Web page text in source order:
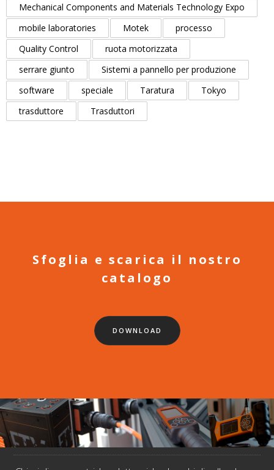
Mechanical Components and Materials Technology Expo
mobile laboratories
Motek
processo
Quality Control
ruota motorizzata
serrare giunto
Sistemi a pannello per produzione
software
speciale Taratura
Tokyo
trasduttore
Trasduttori
Sfoglia e scarica il nostro
catalogo
DOWNLOAD